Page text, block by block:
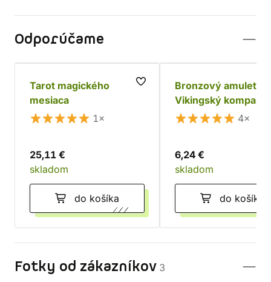
Odporúčame
Tarot magického
mesiaca
1×
25,11 €
skladom
do košíka
Bronzový amulet
Vikingský kompas
4×
6,24 €
skladom
do košíka
Fotky od zákazníkov 3